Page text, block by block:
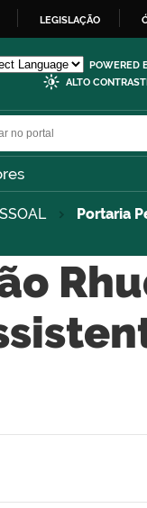
LEGISLAÇÃO
POWERED
ALTO
Portaria